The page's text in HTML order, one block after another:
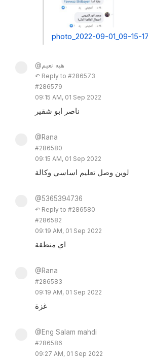
photo_2022-09-01_09-15-
@هبه نعيم
↶ Reply to #286573
#286579
09:15 AM, 01 Sep 2022
ناصر ابو شقير
@Rana
#286580
09:15 AM, 01 Sep 2022
لوين وصل تعليم اساسي وكالة
@5365394736
↶ Reply to #286580
#286582
09:19 AM, 01 Sep 2022
اي منطقة
@Rana
#286583
09:19 AM, 01 Sep 2022
غزة
@Eng Salam mahdi
#286586
09:27 AM, 01 Sep 2022